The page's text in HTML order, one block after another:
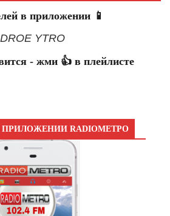
в приложении 📱
YTRO
- жми 👍 в плейлисте
RADIOМЕТРО